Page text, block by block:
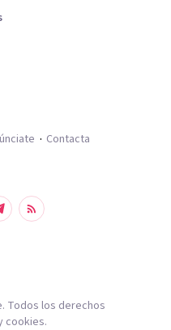
Contacta
Todos los derechos
cookies.